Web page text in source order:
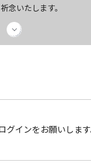
念いたします。
インをお願いします